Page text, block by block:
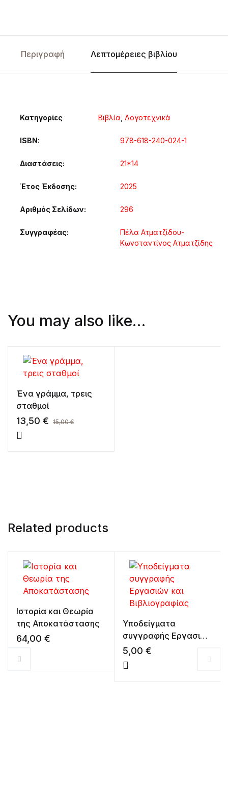
Περιγραφή Λεπτομέρειες βιβλίου
Κατηγορίες Βιβλία Λογοτεχνικά
ISBN 978-618-240-024-1
Διαστάσεις 21*14
Έτος Έκδοσης 2025
Αριθμός Σελίδων 296
Συγγραφέας
Πέλα Ατματζίδου-
Κωνσταντίνος Ατματζίδης
You may also like…
Ένα γράμμα, τρεις
σταθμοί
13,50 € 15,00€
Related products
Ιστορία και Θεωρία
της Αποκατάστασης
64,00 €
Υποδείγματα
συγγραφής Εργασιών
και Βιβλιογραφίας
5,00 €